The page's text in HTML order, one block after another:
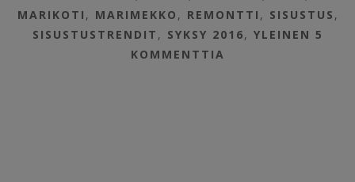
MARIKOTI , MARIMEKKO , REMONTTI , SISUSTUS ,
SISUSTUSTRENDIT , SYKSY 2016,YLEINEN 5
KOMMENTTIA